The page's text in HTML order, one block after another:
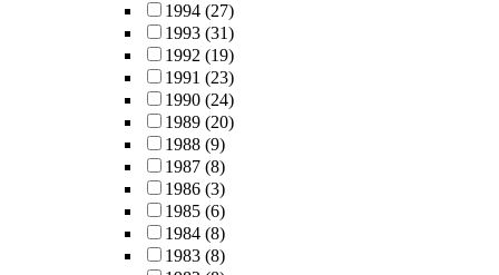
1994 (27)
1993 (31)
1992 (19)
1991 (23)
1990 (24)
1989 (20)
1988 (9)
1987 (8)
1986 (3)
1985 (6)
1984 (8)
1983 (8)